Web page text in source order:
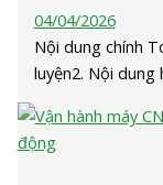
04/04/2026
Nội dung chính
luyện2. Nội